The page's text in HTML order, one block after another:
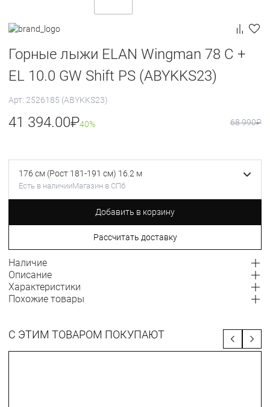
Горные лыжи ELAN Wingman 78 C +
EL 10.0 GW Shift PS (ABYKKS23)
Арт: 2526185 (ABYKKS23)
41 394.00₽40% 68 990₽
176 см (Рост 181-191 см) 16.2 м
Есть в наличииМагазин в СПб
Добавить в корзину
Рассчитать доставку
Наличие
Описание
Характеристики
Похожие товары
С ЭТИМ ТОВАРОМ ПОКУПАЮТ